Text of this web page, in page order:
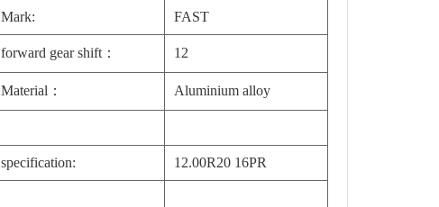
Mark: FAST
forward gear shift： 12
Material： Aluminium alloy
specification: 12.00R20 16PR